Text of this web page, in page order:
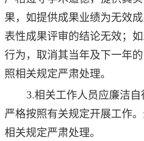
果，如提供成果业绩为无效
表性成果评审的结论无效；
行为，取消其当年及下一年
照相关规定严肃处理。
3.相关工作人员应廉洁自
严格按照有关规定开展工作
相关规定严肃处理。